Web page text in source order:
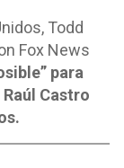
Todd
Fox News
para
Castro